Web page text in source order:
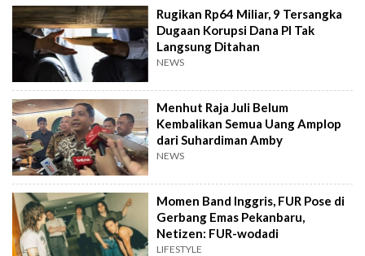
Rugikan Rp64 Miliar, 9 Tersangka
Dugaan Korupsi Dana PI Tak
Langsung Ditahan
NEWS
Menhut Raja Juli Belum
Kembalikan Semua Uang Amplop
dari Suhardiman Amby
NEWS
Momen Band Inggris, FUR Pose di
Gerbang Emas Pekanbaru,
Netizen: FUR-wodadi
LIFESTYLE